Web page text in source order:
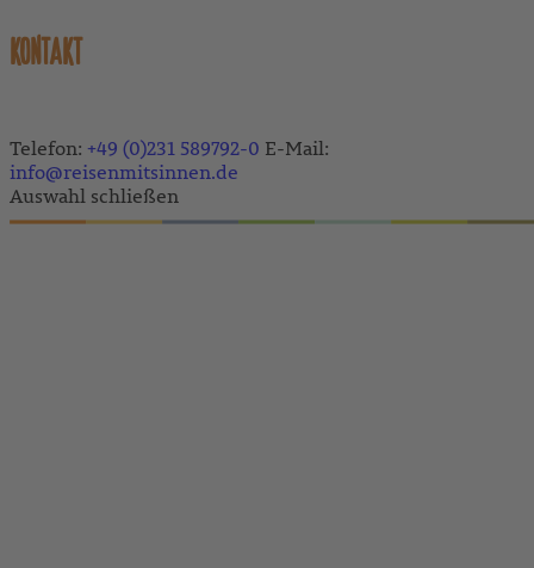
KONTAKT
Telefon: +49 (0)231 589792-0 E-Mail:
info@reisenmitsinnen.de
Auswahl schließen